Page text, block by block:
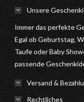
Unsere
Immer das perfekte
Egal ob Geburtstag,
Taufe oder Baby
passende
Versand &
Rechtliches